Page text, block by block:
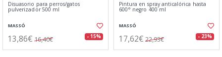
Disuasorio para perros/gatos
pulverizador 500 ml
MASSÓ
13,86€ 16,40€ - 15%
Pintura en spray anticalórica hasta
600° negro 400 ml
MASSÓ
17,62€ 22,93€ - 23%